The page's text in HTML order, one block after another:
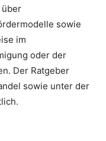
sowie
im
oder der
Der Ratgeber
sowie unter der